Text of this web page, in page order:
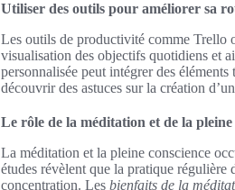
Utiliser des outils pour améliorer sa
Les outils de productivité comme Trello
visualisation des objectifs quotidiens et
personnalisée peut intégrer des
découvrir des astuces sur la création
Le rôle de la méditation et de la pleine
La méditation et la pleine conscience
études révèlent que la pratique régulière
concentration. Les bienfaits de la